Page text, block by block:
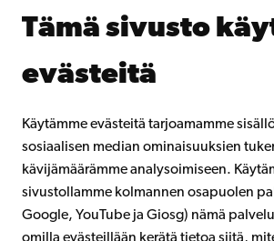
Tämä sivusto
evästeitä
Käytämme evästeitä tarjoamamme
sosiaalisen median ominaisuuksien
kävijämäärämme analysoimiseen.
sivustollamme kolmannen osapuolen
Google, YouTube ja Giosg) nämä
Lahjoita Åbo Akademille
Åbo Akademista
Facebook Instagram YouTube LinkedIn Blog Snapchat